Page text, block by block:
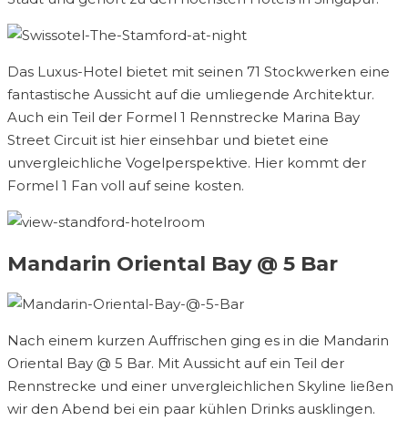
Das Luxus-Hotel bietet mit seinen 71 Stockwerken eine
fantastische Aussicht auf die umliegende Architektur.
Auch ein Teil der Formel 1 Rennstrecke Marina Bay
Street Circuit ist hier einsehbar und bietet eine
unvergleichliche Vogelperspektive. Hier kommt der
Formel 1 Fan voll auf seine kosten.
Mandarin Oriental Bay @ 5 Bar
Nach einem kurzen Auffrischen ging es in die Mandarin
Oriental Bay @ 5 Bar. Mit Aussicht auf ein Teil der
Rennstrecke und einer unvergleichlichen Skyline ließen
wir den Abend bei ein paar kühlen Drinks ausklingen.